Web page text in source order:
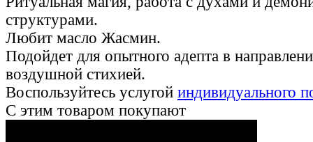
структурами.
Любит масло Жасмин.
Подойдет для опытного адепта в
воздушной стихией.
Воспользуйтесь услугой индивидуального
С этим товаром покупают